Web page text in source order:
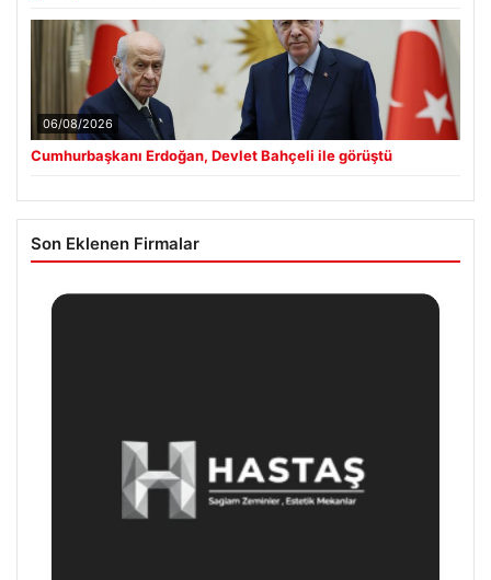
06/08/2026
Cumhurbaşkanı Erdoğan, Devlet Bahçeli ile görüştü
Son Eklenen Firmalar